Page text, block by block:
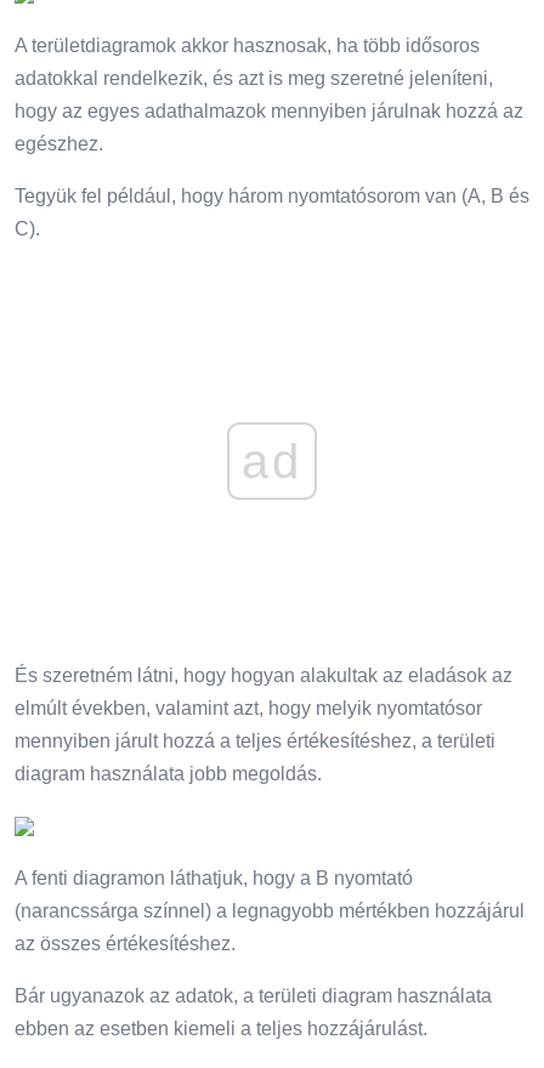
A területdiagramok akkor hasznosak, ha több idősoros
adatokkal rendelkezik, és azt is meg szeretné jeleníteni,
hogy az egyes adathalmazok mennyiben járulnak hozzá az
egészhez.
Tegyük fel például, hogy három nyomtatósorom van (A, B és
C).
ad
És szeretném látni, hogy hogyan alakultak az eladások az
elmúlt években, valamint azt, hogy melyik nyomtatósor
mennyiben járult hozzá a teljes értékesítéshez, a területi
diagram használata jobb megoldás.
A fenti diagramon láthatjuk, hogy a B nyomtató
(narancssárga színnel) a legnagyobb mértékben hozzájárul
az összes értékesítéshez.
Bár ugyanazok az adatok, a területi diagram használata
ebben az esetben kiemeli a teljes hozzájárulást.